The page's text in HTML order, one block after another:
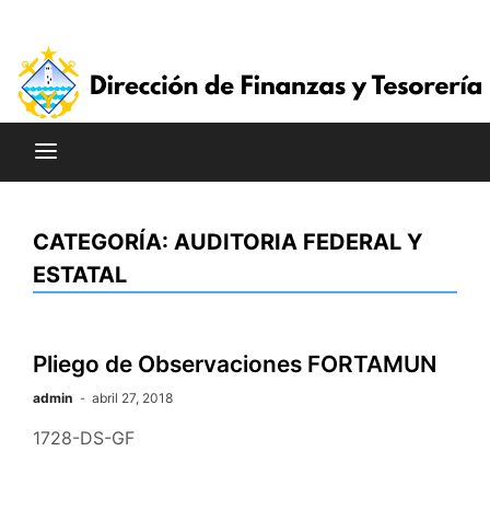
contenido
CATEGORÍA: AUDITORIA FEDERAL Y
ESTATAL
Pliego de Observaciones FORTAMUN
admin abril 27, 2018
1728-DS-GF